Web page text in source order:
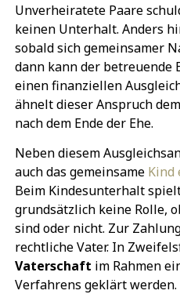
Unverheiratete Paare
keinen Unterhalt. Anders
sobald sich gemeinsamer
dann kann der betreuende
einen finanziellen
ähnelt dieser Anspruch dem
nach dem Ende der Ehe.
Neben diesem
auch das gemeinsame Kind
Beim Kindesunterhalt
grundsätzlich keine Rolle,
sind oder nicht. Zur
rechtliche Vater. In
Vaterschaft im Rahmen
Verfahrens geklärt werden.